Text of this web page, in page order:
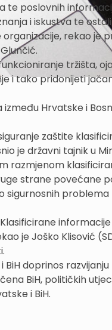
te poslovnih
i iskustva te
rekao je
tržišta,
i tako pridonijeti
Hrvatske i
zaštite
je državni tajnik u
razmjenom
strane povećane
sigurnosnih
je Joško Klisović
doprinos
BiH, političkih
i BiH.